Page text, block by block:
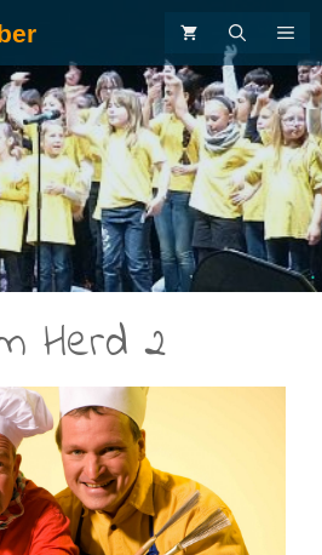
.
Herd 2